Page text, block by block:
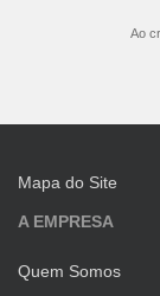
Ao
Mapa do Site
A EMPRESA
Quem Somos